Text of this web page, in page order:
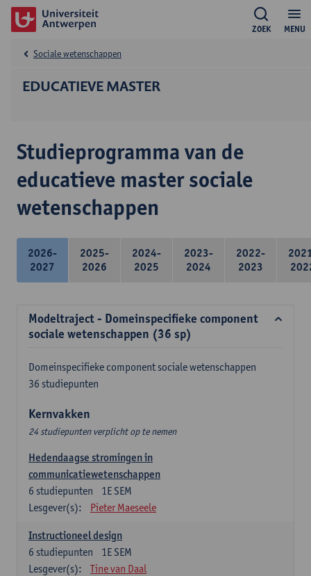
MENU
ZOEK
EDUCATIEVE MASTER
Sociale wetenschappen
Studieprogramma van de
educatieve master sociale
wetenschappen
2026-
2027
2025-
2026
2024-
2025
2023-
2024
2022-
2023
Modeltraject - Domeinspecifieke component
sociale wetenschappen (36 sp)
Domeinspecifieke component sociale wetenschappen
36 studiepunten
Kernvakken
24 studiepunten verplicht op te nemen
Hedendaagse stromingen in
communicatiewetenschappen
1E SEM
6 studiepunten
Lesgever(s):
Pieter Maeseele
Instructioneel design
1E SEM
6 studiepunten
Lesgever(s):
Tine van Daal